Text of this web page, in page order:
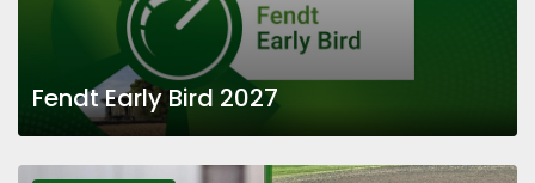
Fendt Early Bird 2027